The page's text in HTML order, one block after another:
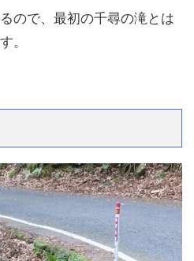
ので、最初の千尋の滝とは
。